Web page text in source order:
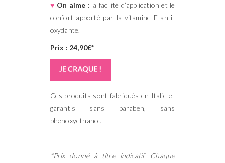
♥ On aime : la facilité d’application et le
confort apporté par la vitamine E anti-
oxydante.
Prix : 24,90€*
Ces produits sont fabriqués en Italie et
garantis sans paraben, sans
phenoxyethanol.
*Prix donné à titre indicatif. Chaque